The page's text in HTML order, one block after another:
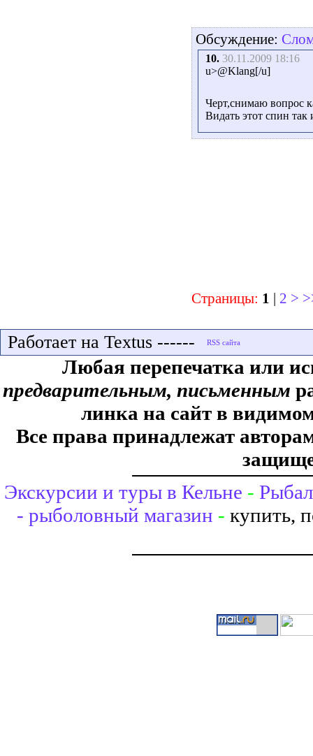
Обсуждение:
10. 30.11.2009 18:16
u>@Klang[/u]
Чeрт,снимаю вопрос
Видать этот спин так
Страницы: 1 2 >
Работает на Textus ------
Любая перепечатка или
предварительным, письменным
линка на сайт в
Все права принадлежат
Экскурсии и туры в Кельне -
- рыболовный магазин - купить,